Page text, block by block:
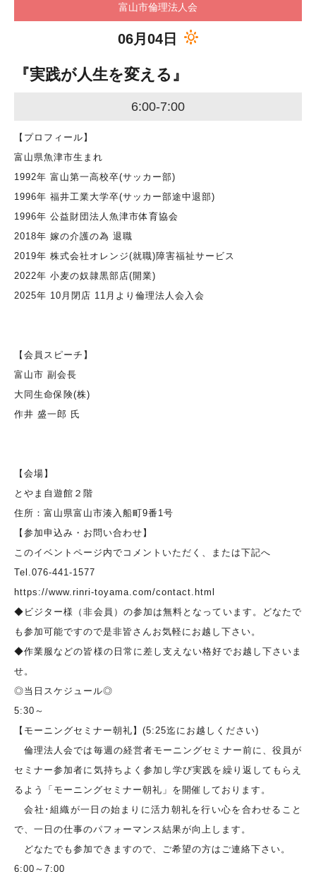
富山市倫理法人会
06月04日
『実践が人生を変える』
6:00-7:00
【プロフィール】
富山県魚津市生まれ
1992年 富山第一高校卒(サッカー部)
1996年 福井工業大学卒(サッカー部途中退部)
1996年 公益財団法人魚津市体育協会
2018年 嫁の介護の為 退職
2019年 株式会社オレンジ(就職)障害福祉サービス
2022年 小麦の奴隷黒部店(開業)
2025年 10月閉店 11月より倫理法人会入会
【会員スピーチ】
富山市 副会長
大同生命保険(株)
作井 盛一郎 氏
【会場】
とやま自遊館２階
住所：富山県富山市湊入船町9番1号
【参加申込み・お問い合わせ】
このイベントページ内でコメントいただく、または下記へ
Tel.076-441-1577
https://www.rinri-toyama.com/contact.html
◆ビジター様（非会員）の参加は無料となっています。どなたで
も参加可能ですので是非皆さんお気軽にお越し下さい。
◆作業服などの皆様の日常に差し支えない格好でお越し下さいま
せ。
◎当日スケジュール◎
5:30～
【モーニングセミナー朝礼】(5:25迄にお越しください)
倫理法人会では毎週の経営者モーニングセミナー前に、役員が
セミナー参加者に気持ちよく参加し学び実践を繰り返してもらえ
るよう「モーニングセミナー朝礼」を開催しております。
会社･組織が一日の始まりに活力朝礼を行い心を合わせること
で、一日の仕事のパフォーマンス結果が向上します。
どなたでも参加できますので、ご希望の方はご連絡下さい。
6:00～7:00